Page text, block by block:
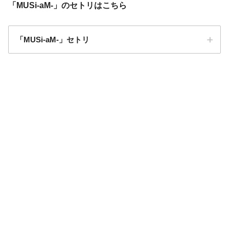
「MUSi-aM-」のセトリはこちら
「MUSi-aM-」セトリ